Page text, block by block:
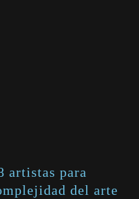
artistas para
del arte